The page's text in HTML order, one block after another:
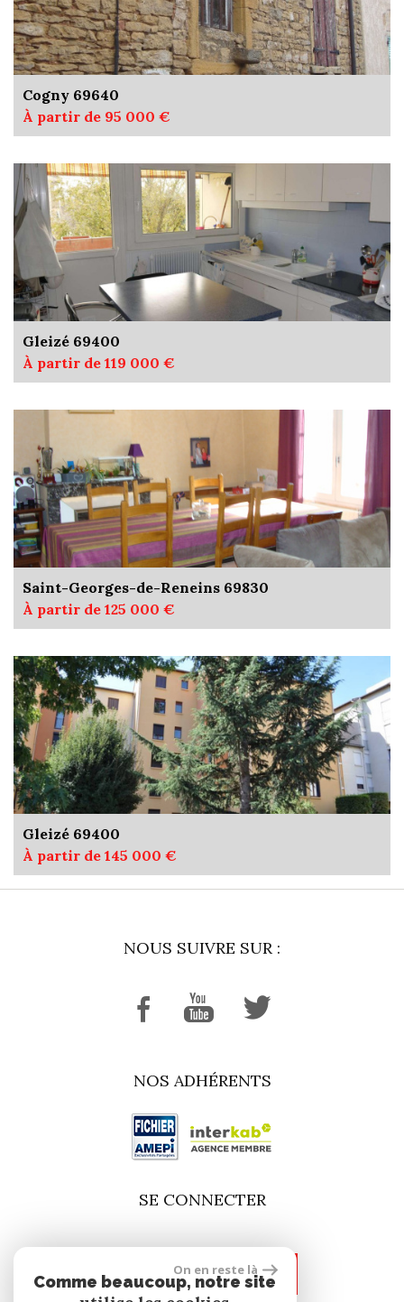
Cogny 69640
À partir de 95 000 €
Gleizé 69400
À partir de 119 000 €
Saint-Georges-de-Reneins 69830
À partir de 125 000 €
Gleizé 69400
À partir de 145 000 €
NOUS SUIVRE SUR :
NOS ADHÉRENTS
SE CONNECTER
espace propriétaire
On en reste là
Comme beaucoup, notre site